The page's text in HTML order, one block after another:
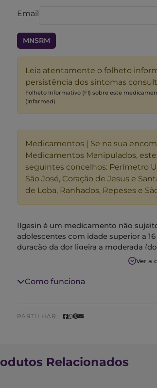
Email
MNSRM
Leia atentamente o folheto
persistência dos sintomas
Folheto Informativo (FI) sobre este
(Infarmed).
Medicamentos | Se na sua
Medicamentos Manipulados,
seguintes concelhos: Perímetro
São José, Coração de Jesus e
de Loba, Ranhados, Repeses e
Ilgesin é um medicamento não
adolescentes com idade superior a
duração da dor ligeira a moderada
dores articulares, dores musculares).
Substância ativa: Naproxeno.
Ver a
Como funciona
PARTILHAR:
Relacionados